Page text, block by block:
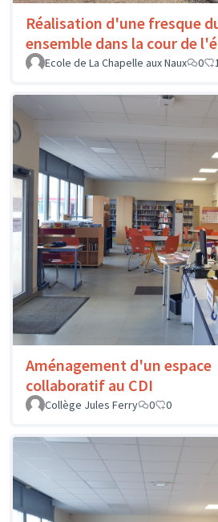
Réalisation d'une fresque
ensemble dans la cour de
Ecole de La Chapelle aux Naux
0
Aménagement d'un espace
collaboratif au CDI
Collège Jules Ferry
0 0